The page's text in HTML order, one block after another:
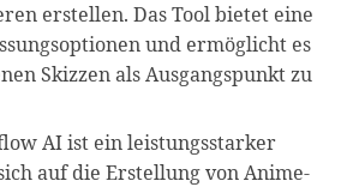
erstellen. Das Tool bietet eine
und ermöglicht es
Skizzen als Ausgangspunkt zu
AI ist ein leistungsstarker
auf die Erstellung von Anime-